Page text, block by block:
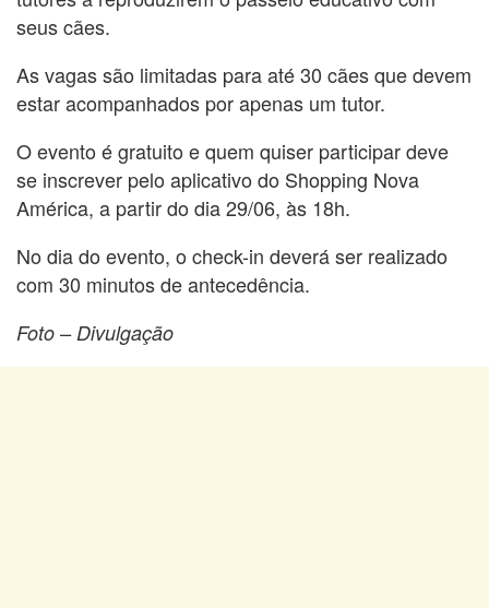
seus cães.
As vagas são limitadas para até 30 cães que devem
estar acompanhados por apenas um tutor.
O evento é gratuito e quem quiser participar deve
se inscrever pelo aplicativo do Shopping Nova
América, a partir do dia 29/06, às 18h.
No dia do evento, o check-in deverá ser realizado
com 30 minutos de antecedência.
Foto – Divulgação